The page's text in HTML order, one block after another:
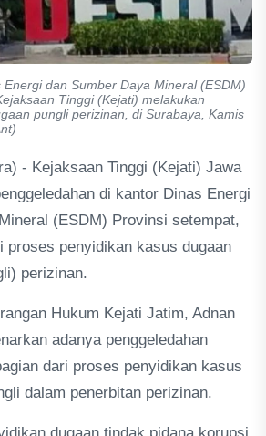
dan Sumber Daya Mineral (ESDM)
Tinggi (Kejati) melakukan
pungli perizinan, di Surabaya, Kamis
- Kejaksaan Tinggi (Kejati) Jawa
di kantor Dinas Energi
(ESDM) Provinsi setempat,
proses penyidikan kasus dugaan
perizinan.
Hukum Kejati Jatim, Adnan
adanya penggeledahan
dari proses penyidikan kasus
dalam penerbitan perizinan.